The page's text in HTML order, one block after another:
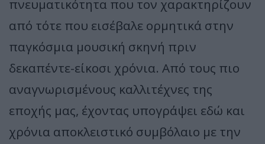
πνευματικότητα που τον χαρακτηρίζουν
από τότε που εισέβαλε ορμητικά στην
παγκόσμια μουσική σκηνή πριν
δεκαπέντε-είκοσι χρόνια. Από τους πιο
αναγνωρισμένους καλλιτέχνες της
εποχής μας, έχοντας υπογράψει εδώ και
χρόνια αποκλειστικό συμβόλαιο με την